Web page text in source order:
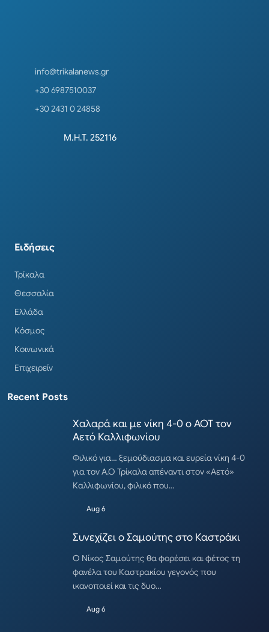
info@trikalanews.gr
+30 6987510037
+30 2431 0 24858
Μ.Η.Τ. 252116
Ειδήσεις
Τρίκαλα
Θεσσαλία
Ελλάδα
Κόσμος
Κοινωνικά
Επιχειρείν
Recent Posts
Χαλαρά και με νίκη 4-0 ο ΑΟΤ τον
Αετό Καλλιφωνίου
Φιλικό για… ξεμούδιασμα και ευρεία νίκη 4-0
για τον Α.Ο Τρίκαλα απέναντι στον «Αετό»
Καλλιφωνίου, φιλικό που…
Aug 6
Συνεχίζει ο Σαμούτης στο Καστράκι
Ο Νίκος Σαμούτης θα φορέσει και φέτος τη
φανέλα του Καστρακίου γεγονός που
ικανοποιεί και τις δυο…
Aug 6